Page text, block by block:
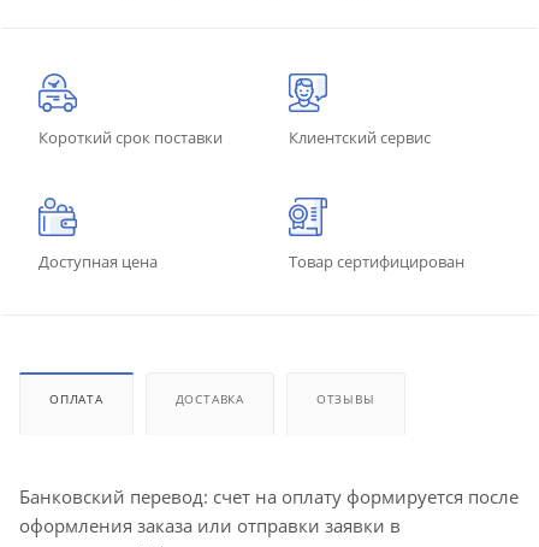
Короткий срок поставки Клиентский сервис
Доступная цена Товар сертифицирован
ОПЛАТА ДОСТАВКА ОТЗЫВЫ
Банковский перевод: счет на оплату формируется после
оформления заказа или отправки заявки в